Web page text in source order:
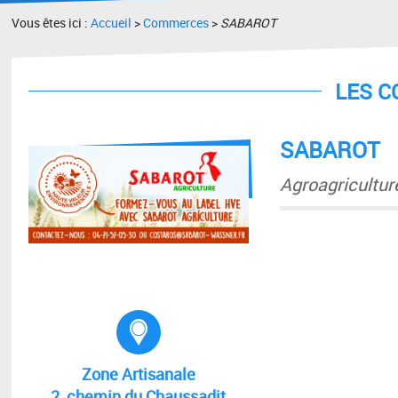
Vous êtes ici :Accueil >Commerces > SABAROT
LES
SABAROT
Zone Artisanale